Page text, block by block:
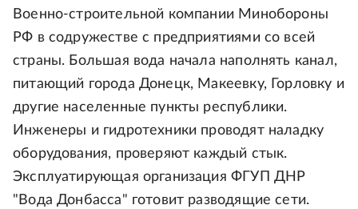
Военно-строительной компании Минобороны
РФ в содружестве с предприятиями со всей
страны. Большая вода начала наполнять канал,
питающий города Донецк, Макеевку, Горловку и
другие населенные пункты республики.
Инженеры и гидротехники проводят наладку
оборудования, проверяют каждый стык.
Эксплуатирующая организация ФГУП ДНР
"Вода Донбасса" готовит разводящие сети.